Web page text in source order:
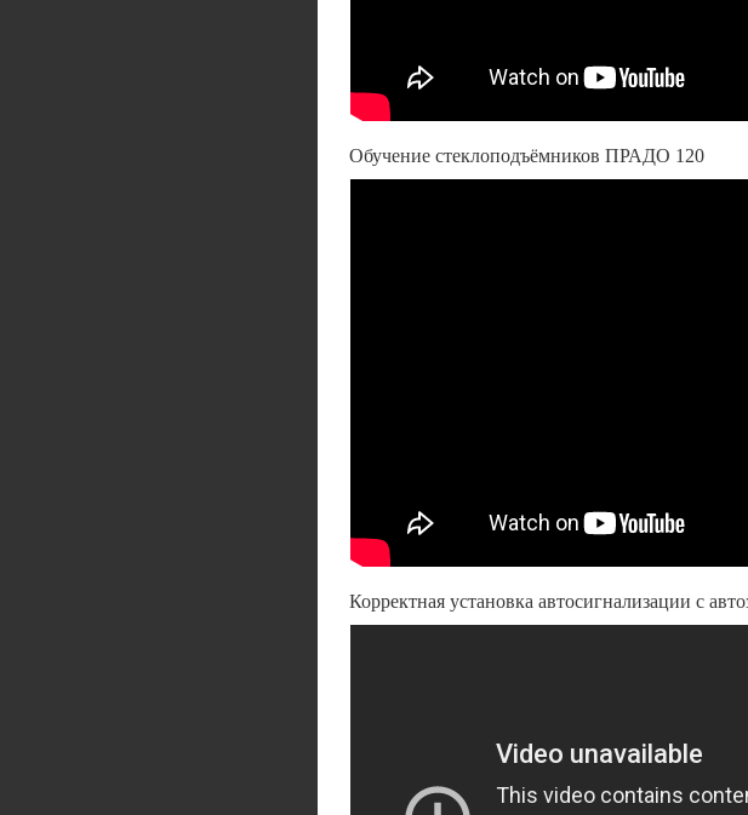
Обучение стеклоподъёмников ПРАДО 120
Корректная установка автосигнализации с